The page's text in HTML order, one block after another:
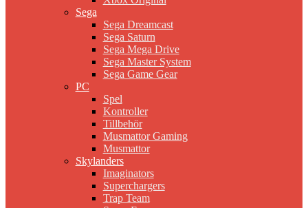
Sega
Sega Dreamcast
Sega Saturn
Sega Mega Drive
Sega Master System
Sega Game Gear
PC
Spel
Kontroller
Tillbehör
Musmattor Gaming
Musmattor
Skylanders
Imaginators
Superchargers
Trap Team